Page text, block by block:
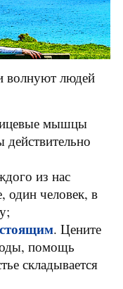
волнуют людей
мышцы
из нас
один человек, в
. Цените
помощь
складывается